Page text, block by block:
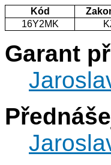
Kód
16Y2MK
Garant